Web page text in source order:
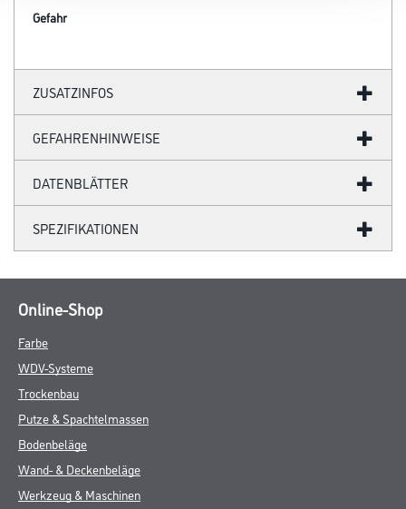
Gefahr
ZUSATZINFOS
GEFAHRENHINWEISE
DATENBLÄTTER
SPEZIFIKATIONEN
Online-Shop
Farbe
WDV-Systeme
Trockenbau
Putze & Spachtelmassen
Bodenbeläge
Wand- & Deckenbeläge
Werkzeug & Maschinen